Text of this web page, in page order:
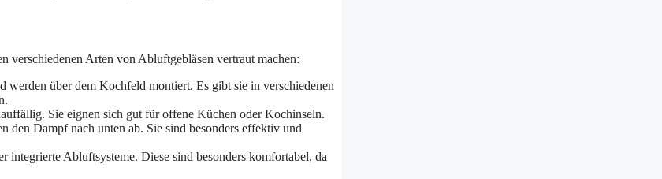
Arten von Abluftgebläsen vertraut machen:
werden über dem Kochfeld montiert. Es gibt sie in verschiedenen
Sie eignen sich gut für offene Küchen oder Kochinseln.
den Dampf nach unten ab. Sie sind besonders effektiv und
integrierte Abluftsysteme. Diese sind besonders komfortabel, da